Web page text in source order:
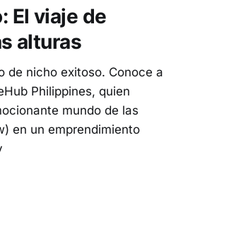
El viaje de
alturas
de nicho exitoso. Conoce a
Philippines, quien
mundo de las
en un emprendimiento